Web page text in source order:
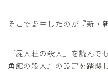
そこで誕生したのが『新・
『屍人荘の殺人』を読ん
角館の殺人』の設定を踏襲